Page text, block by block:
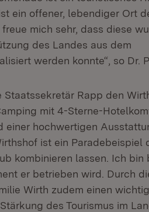
ein offener, lebendiger Ort
mich sehr, dass diese
des Landes aus dem
werden konnte“, so Dr.
Rapp den
mit 4-Sterne-
einer hochwertigen
ist ein Paradebeispiel
kombinieren lassen. Ich bin
er betrieben wird. Durch
Wirth zudem einen
des Tourismus im